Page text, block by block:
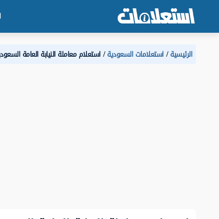
الرئيسية استعلامات السعودية استعلام معاملة النيابة العامة